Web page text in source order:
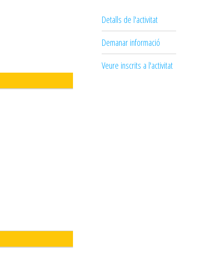
Detalls de l'activitat
Demanar informació
Veure inscrits a l'activitat